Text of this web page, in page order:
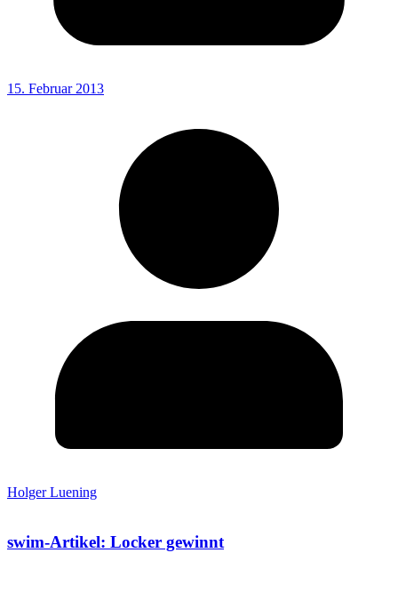
15. Februar 2013
Holger Luening
swim-Artikel: Locker gewinnt